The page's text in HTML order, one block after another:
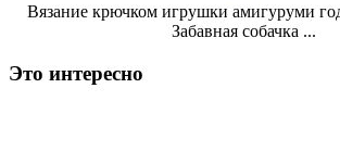
Вязание крючком игрушки амигуруми
Забавная собачка ...
Это интересно